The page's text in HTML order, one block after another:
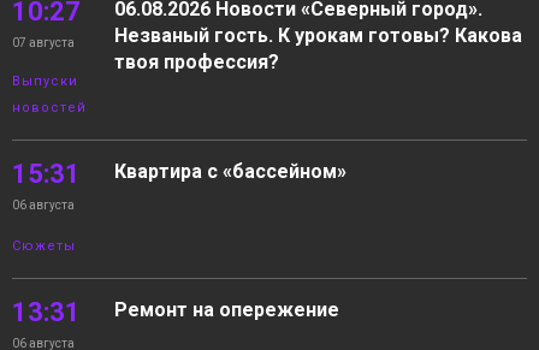
10:27
07 августа
Выпуски
новостей
06.08.2026 Новости «Северный город».
Незваный гость. К урокам готовы? Какова
твоя профессия?
15:31
06 августа
Сюжеты
Квартира с «бассейном»
13:31
06 августа
Ремонт на опережение